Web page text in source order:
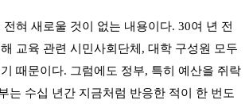
전혀 새로울 것이 없는 내용이다. 30여 년 전
교육 관련 시민사회단체 , 대학 구성원 모두
때문이다. 그럼에도 정부, 특히 예산을 쥐락
는 수십 년간 지금처럼 반응한 적이 한 번도